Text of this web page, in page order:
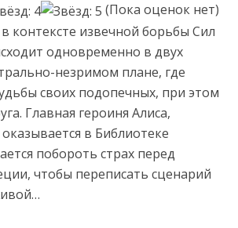
(Пока оценок нет)
контексте извечной борьбы Сил
одновременно в двух
незримом плане, где
своих подопечных, при этом
Главная героиня Алиса,
в Библиотеке
побороть страх перед
чтобы переписать сценарий